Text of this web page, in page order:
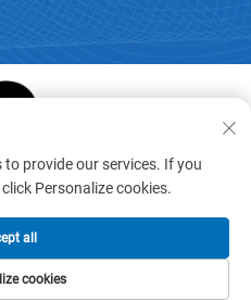
Paper Products Co., LTD.
Polityka prywatności-Blog
provide our services. If you
Personalize cookies.
cookies
all